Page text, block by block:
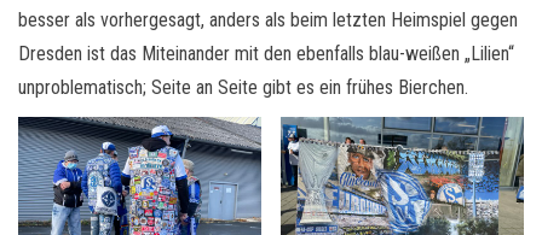
besser als vorhergesagt, anders als beim letzten Heimspiel gegen
Dresden ist das Miteinander mit den ebenfalls blau-weißen „Lilien“
unproblematisch; Seite an Seite gibt es ein frühes Bierchen.